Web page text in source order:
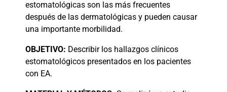
estomatológicas son las más frecuentes
después de las dermatológicas y pueden causar
una importante morbilidad.
OBJETIVO: Describir los hallazgos clínicos
estomatológicos presentados en los pacientes
con EA.